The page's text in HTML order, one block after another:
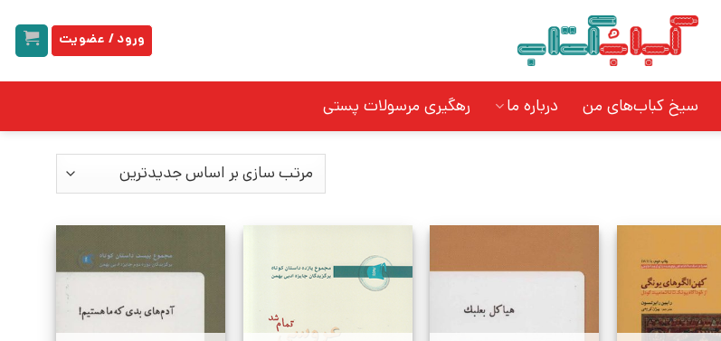
ورود / عضویت
سیخ کباب‌های من درباره ما رهگیری مرسولات پستی